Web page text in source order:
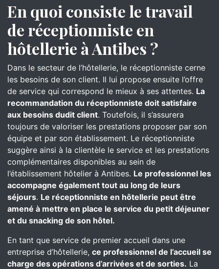
En quoi consiste le travail
de réceptionniste en
hôtellerie à Antibes ?
Dans le secteur de l’hôtellerie, le réceptionniste cerne
les besoins de son client. Il lui propose ensuite l’offre
de service qui correspond le mieux à ses attentes. La
recommandation du réceptionniste doit satisfaire
aux besoins dudit client. Toutefois, il s’assurera
toujours de valoriser les prestations proposer par son
équipe et par son établissement. Le réceptionniste
suggère ainsi à la clientèle le service et les prestations
complémentaires disponibles au sein de
l’établissement hôtelier à Antibes. Le professionnel les
accompagne également tout au long de leurs
séjours. Le réceptionniste en hôtellerie peut être
amené à mettre en place le service du petit déjeuner
et du snacking de son hôtel.
En tant que service de premier accueil dans une
entreprise d’hôtellerie, ce professionnel de l’accueil se
charge des opérations d’arrivées et de sorties. La